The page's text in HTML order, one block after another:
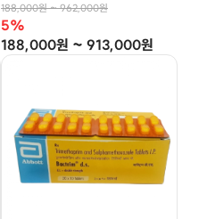
188,000원 ~ 962,000원
5%
188,000원 ~ 913,000원